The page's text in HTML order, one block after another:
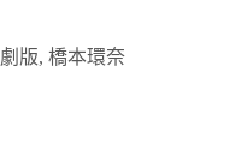
版, 橋本環奈